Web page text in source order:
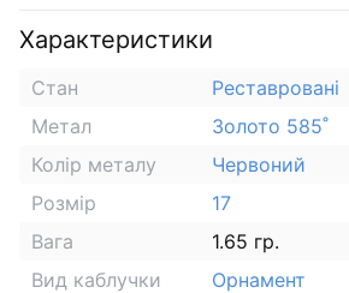
Характеристики
Стан
Реставровані
Метал
Золото 585˚
Колір металу
Червоний
Розмір
17
Вага
1.65 гр.
Вид каблучки
Орнамент